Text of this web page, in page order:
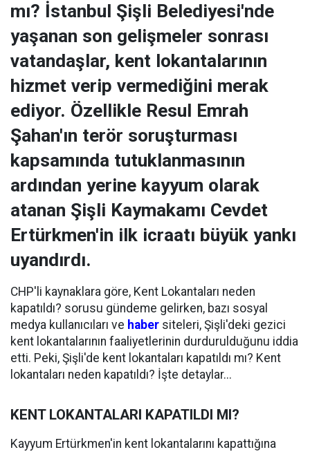
mı? İstanbul Şişli Belediyesi'nde
yaşanan son gelişmeler sonrası
vatandaşlar, kent lokantalarının
hizmet verip vermediğini merak
ediyor. Özellikle Resul Emrah
Şahan'ın terör soruşturması
kapsamında tutuklanmasının
ardından yerine kayyum olarak
atanan Şişli Kaymakamı Cevdet
Ertürkmen'in ilk icraatı büyük yankı
uyandırdı.
CHP'li kaynaklara göre, Kent Lokantaları neden
kapatıldı? sorusu gündeme gelirken, bazı sosyal
medya kullanıcıları ve haber siteleri, Şişli'deki gezici
kent lokantalarının faaliyetlerinin durdurulduğunu iddia
etti. Peki, Şişli'de kent lokantaları kapatıldı mı? Kent
lokantaları neden kapatıldı? İşte detaylar...
KENT LOKANTALARI KAPATILDI MI?
Kayyum Ertürkmen'in kent lokantalarını kapattığına